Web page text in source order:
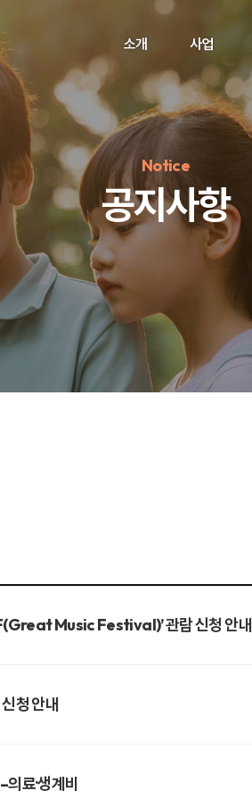
소개 사업
#하트플레이스#캠페인 #팬덤후원
Notice
공지사항
Music Festival)’ 관람 신청 안내
청 안내
료·생계비